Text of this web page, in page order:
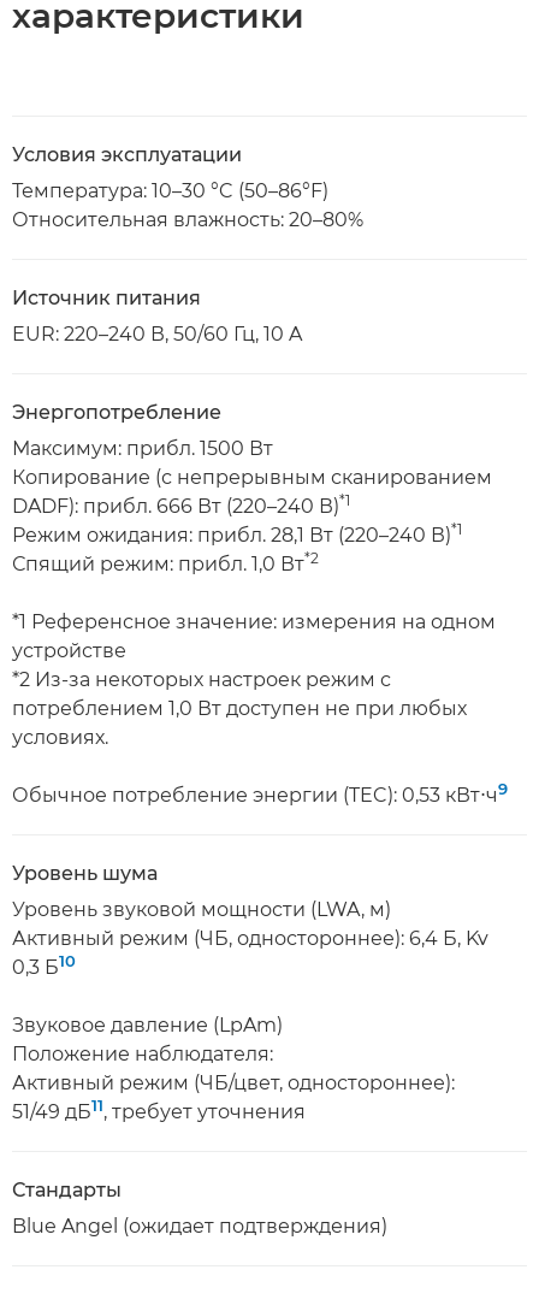
характеристики
Условия эксплуатации
Температура: 10–30 °C (50–86°F)
Относительная влажность: 20–80%
Источник питания
EUR: 220–240 В, 50/60 Гц, 10 A
Энергопотребление
Максимум: прибл. 1500 Вт
Копирование (с непрерывным сканированием
DADF): прибл. 666 Вт (220–240 В)*1
Режим ожидания: прибл. 28,1 Вт (220–240 В)*1
Спящий режим: прибл. 1,0 Вт*2
*1 Референсное значение: измерения на одном
устройстве
*2 Из-за некоторых настроек режим с
потреблением 1,0 Вт доступен не при любых
условиях.
Обычное потребление энергии (TEC): 0,53 кВт⋅ч9
Уровень шума
Уровень звуковой мощности (LWA, м)
Активный режим (ЧБ, одностороннее): 6,4 Б, Kv
0,3 Б10
Звуковое давление (LpAm)
Положение наблюдателя:
Активный режим (ЧБ/цвет, одностороннее):
51/49 дБ11, требует уточнения
Стандарты
Blue Angel (ожидает подтверждения)